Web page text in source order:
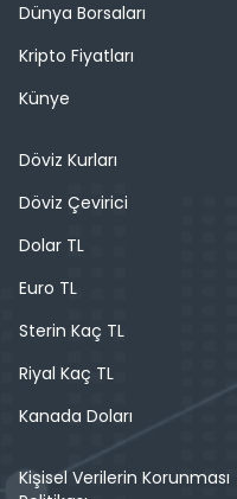
Dünya Borsaları
Kripto Fiyatları
Künye
Döviz Kurları
Döviz Çevirici
Dolar TL
Euro TL
Sterin Kaç TL
Riyal Kaç TL
Kanada Doları
Kişisel Verilerin Korunması